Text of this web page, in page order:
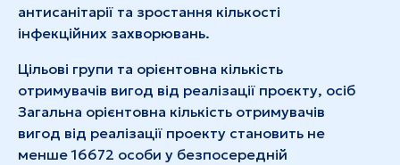
антисанітарії та зростання кількості
інфекційних захворювань.
Цільові групи та орієнтовна кількість
отримувачів вигод від реалізації проєкту, осіб
Загальна орієнтовна кількість отримувачів
вигод від реалізації проекту становить не
менше 16672 особи у безпосередній